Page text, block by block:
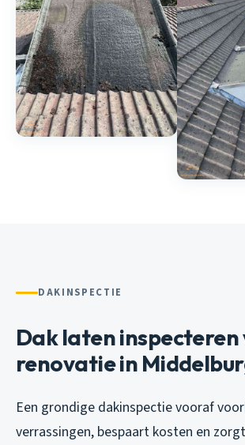
DAKINSPECTIE
Dak laten inspecteren
renovatie in
Een grondige dakinspectie vooraf
verrassingen, bespaart kosten en